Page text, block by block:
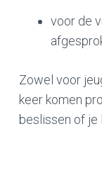
voor de
Zowel voor
keer komen
beslissen of je